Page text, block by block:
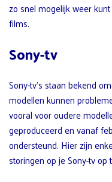
zo snel mogelijk weer
films.
Sony-tv
Sony-tv’s staan bekend
modellen kunnen
vooral voor oudere
geproduceerd en vanaf
ondersteund. Hier zijn
storingen op je Sony-tv op